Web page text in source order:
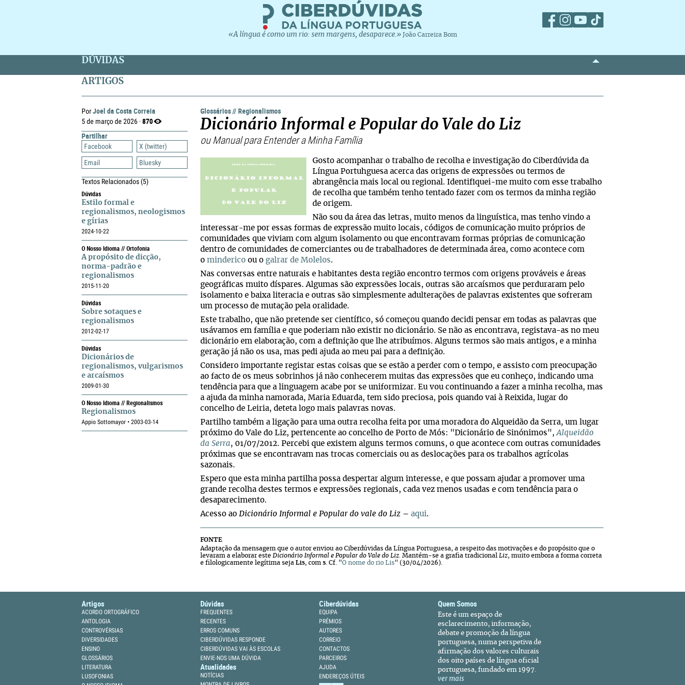
«A língua é como um rio: sem margens, desaparece.» João Carreira Bom
DÚVIDAS
ARTIGOS
PorJoel da Costa Correia
5 de março de 2026 ·870
Partilhar
Facebook
X (twitter)
Email
Bluesky
Textos Relacionados(5)
Dúvidas
Estilo formal e
regionalismos, neologismos
e gírias
2024-10-22
O Nosso Idioma // Ortofonia
A propósito de dicção,
norma-padrão e
regionalismos
2015-11-20
Dúvidas
Sobre sotaques e
regionalismos
2012-02-17
Dúvidas
Dicionários de
regionalismos, vulgarismos
e arcaísmos
2009-01-30
O Nosso Idioma // Regionalismos
Regionalismos
Appio Sottomayor • 2003-03-14
Glossários//Regionalismos
Dicionário Informal e Popular do Vale do Liz
ou Manual para Entender a Minha Família
Gosto acompanhar o trabalho de recolha e investigação do Ciberdúvida da
Língua Portuhguesa acerca das origens de expressões ou termos de
abrangência mais local ou regional. Identifiquei-me muito com esse trabalho
de recolha que também tenho tentado fazer com os termos da minha região
de origem.
Não sou da área das letras, muito menos da linguística, mas tenho vindo a
interessar-me por essas formas de expressão muito locais, códigos de comunicação muito próprios de
comunidades que viviam com algum isolamento ou que encontravam formas próprias de comunicação
dentro de comunidades de comerciantes ou de trabalhadores de determinada área, como acontece com
o minderico ou o galrar de Molelos.
Nas conversas entre naturais e habitantes desta região encontro termos com origens prováveis e áreas
geográficas muito díspares. Algumas são expressões locais, outras são arcaísmos que perduraram pelo
isolamento e baixa literacia e outras são simplesmente adulterações de palavras existentes que sofreram
um processo de mutação pela oralidade.
Este trabalho, que não pretende ser científico, só começou quando decidi pensar em todas as palavras que
usávamos em família e que poderiam não existir no dicionário. Se não as encontrava, registava-as no meu
dicionário em elaboração, com a definição que lhe atribuímos. Alguns termos são mais antigos, e a minha
geração já não os usa, mas pedi ajuda ao meu pai para a definição.
Considero importante registar estas coisas que se estão a perder com o tempo, e assisto com preocupação
ao facto de os meus sobrinhos já não conhecerem muitas das expressões que eu conheço, indicando uma
tendência para que a linguagem acabe por se uniformizar. Eu vou continuando a fazer a minha recolha, mas
a ajuda da minha namorada, Maria Eduarda, tem sido preciosa, pois quando vai à Reixida, lugar do
concelho de Leiria, deteta logo mais palavras novas.
Partilho também a ligação para uma outra recolha feita por uma moradora do Alqueidão da Serra, um lugar
próximo do Vale do Liz, pertencente ao concelho de Porto de Mós: "Dicionário de Sinónimos",Alqueidão
da Serra, 01/07/2012. Percebi que existem alguns termos comuns, o que acontece com outras comunidades
próximas que se encontravam nas trocas comerciais ou as deslocações para os trabalhos agrícolas
sazonais.
Espero que esta minha partilha possa despertar algum interesse, e que possam ajudar a promover uma
grande recolha destes termos e expressões regionais, cada vez menos usadas e com tendência para o
desaparecimento.
Acesso ao Dicionário Informal e Popular do vale do Liz – aqui.
FONTE
Adaptação da mensagem que o autor enviou ao Ciberdúvidas da Língua Portuguesa, a respeito das motivações e do propósito que o
levaram a elaborar este Dicionário Informal e Popular do Vale do Liz. Mantém-se a grafia tradicional Liz, muito embora a forma correta
e filologicamente legítima seja Lis, com s . Cf. "O nome do rio Lis" (30/04/2026).
Artigos
ACORDO ORTOGRÁFICO
ANTOLOGIA
CONTROVÉRSIAS
DIVERSIDADES
ENSINO
GLOSSÁRIOS
LITERATURA
LUSOFONIAS
Dúvidas
FREQUENTES
RECENTES
ERROS COMUNS
CIBERDÚVIDAS RESPONDE
CIBERDÚVIDAS VAI ÀS ESCOLAS
ENVIE-NOS UMA DÚVIDA
Atualidades
NOTÍCIAS
Ciberdúvidas
EQUIPA
PRÉMIOS
AUTORES
CORREIO
CONTACTOS
PARCEIROS
AJUDA
ENDEREÇOS ÚTEIS
Quem Somos
Este é um espaço de
esclarecimento, informação,
debate e promoção da língua
portuguesa, numa perspetiva de
afirmação dos valores culturais
dos oito países de língua oficial
portuguesa, fundado em 1997.
ver mais